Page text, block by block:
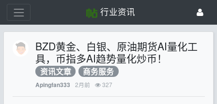
行业资讯
BZD黄金、白银、原油期货AI量化工
具，币指多AI趋势量化炒币！
资讯文章 商务服务
Apingfan333 2月前 327